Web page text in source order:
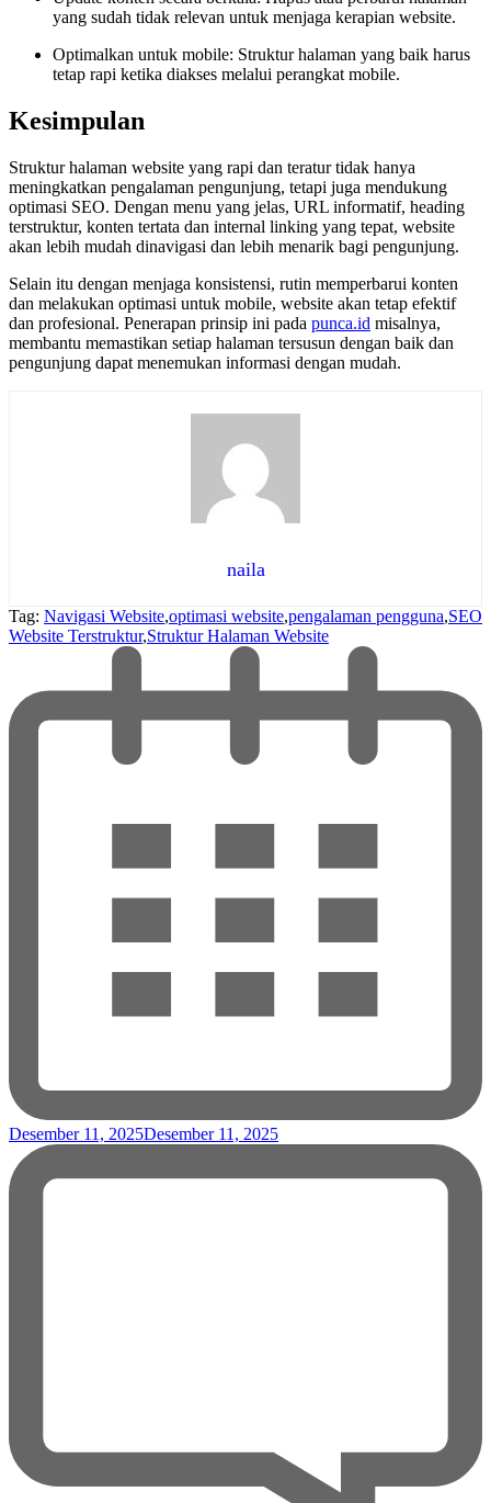
yang sudah tidak relevan untuk menjaga kerapian website.
Optimalkan untuk mobile: Struktur halaman yang baik harus
tetap rapi ketika diakses melalui perangkat mobile.
Kesimpulan
Struktur halaman website yang rapi dan teratur tidak hanya
meningkatkan pengalaman pengunjung, tetapi juga mendukung
optimasi SEO. Dengan menu yang jelas, URL informatif, heading
terstruktur, konten tertata dan internal linking yang tepat, website
akan lebih mudah dinavigasi dan lebih menarik bagi pengunjung.
Selain itu dengan menjaga konsistensi, rutin memperbarui konten
dan melakukan optimasi untuk mobile, website akan tetap efektif
dan profesional. Penerapan prinsip ini pada punca.id misalnya,
membantu memastikan setiap halaman tersusun dengan baik dan
pengunjung dapat menemukan informasi dengan mudah.
naila
Tag: Navigasi Website,optimasi website,pengalaman pengguna,SEO
Website Terstruktur,Struktur Halaman Website
Desember 11, 2025Desember 11, 2025